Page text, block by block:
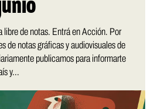
libre de notas. Entrá en Acción. Por
de notas gráficas y audiovisuales de
publicamos para informarte
y...